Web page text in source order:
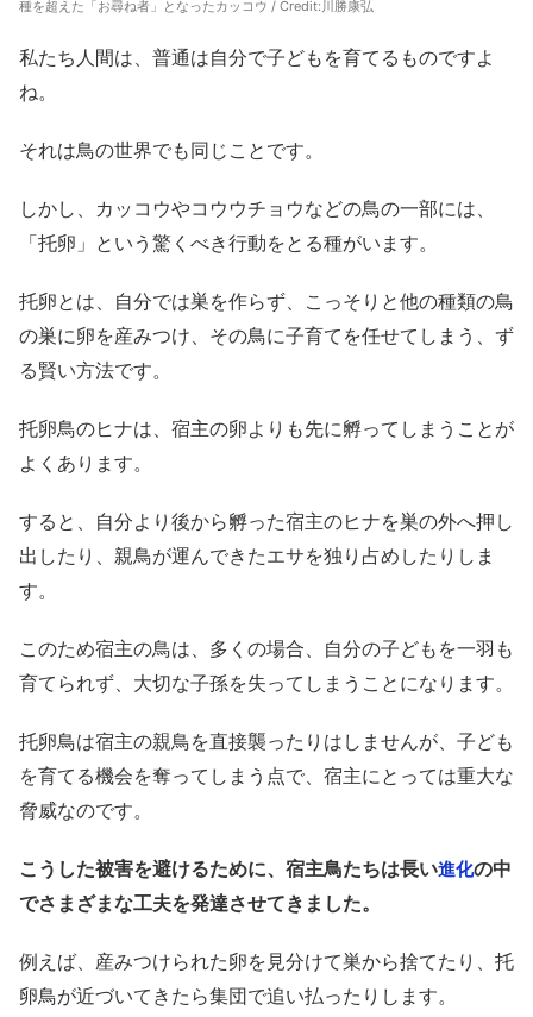
種を超えた「お尋ね者」となったカッコウ / Credit:川勝康弘
私たち人間は、普通は自分で子どもを育てるものですよ
ね。
それは鳥の世界でも同じことです。
しかし、カッコウやコウウチョウなどの鳥の一部には、
「托卵」という驚くべき行動をとる種がいます。
托卵とは、自分では巣を作らず、こっそりと他の種類の鳥
の巣に卵を産みつけ、その鳥に子育てを任せてしまう、ず
る賢い方法です。
托卵鳥のヒナは、宿主の卵よりも先に孵ってしまうことが
よくあります。
すると、自分より後から孵った宿主のヒナを巣の外へ押し
出したり、親鳥が運んできたエサを独り占めしたりしま
す。
このため宿主の鳥は、多くの場合、自分の子どもを一羽も
育てられず、大切な子孫を失ってしまうことになります。
托卵鳥は宿主の親鳥を直接襲ったりはしませんが、子ども
を育てる機会を奪ってしまう点で、宿主にとっては重大な
脅威なのです。
こうした被害を避けるために、宿主鳥たちは長い進化の中
でさまざまな工夫を発達させてきました。
例えば、産みつけられた卵を見分けて巣から捨てたり、托
卵鳥が近づいてきたら集団で追い払ったりします。